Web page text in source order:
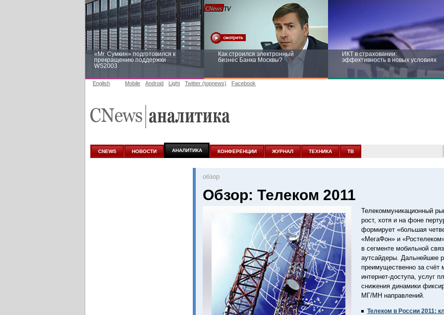
«Mr. Сумкин» подготовился к
прекращению поддержки
WS2003
Как строился электронный
бизнес Банка Москвы?
ИКТ в страховании:
эффективность в новых условиях
аналитике
новых условиях
English Mobile Android Light Twitter (topnews) Facebook
CNEWS НОВОСТИ АНАЛИТИКА КОНФЕРЕНЦИИ ЖУРНАЛ ТЕХНИКА ТВ
oбзор
Обзор: Телеком 2011
Телекоммуникационный
рост, хотя и на фоне
формирует «большая
«МегаФон» и
в сегменте мобильной
аутсайдеры. Дальнейшее
преимущественно за счёт
интернет-доступа, услуг
снижения динамики
МГ/МН направлений.
Телеком в России 2011: